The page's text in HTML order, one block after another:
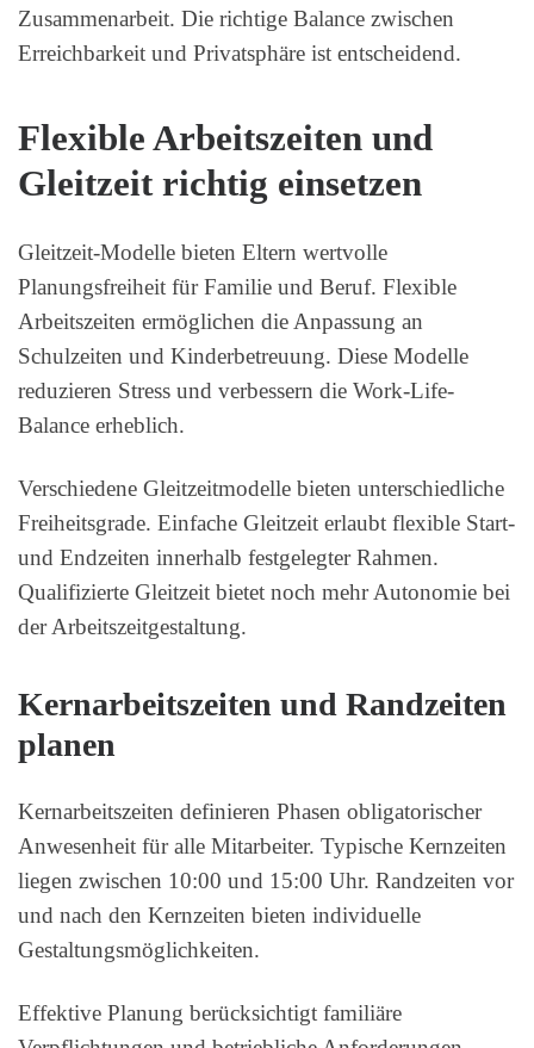
Zusammenarbeit. Die richtige Balance zwischen
Erreichbarkeit und Privatsphäre ist entscheidend.
Flexible Arbeitszeiten und
Gleitzeit richtig einsetzen
Gleitzeit-Modelle bieten Eltern wertvolle
Planungsfreiheit für Familie und Beruf. Flexible
Arbeitszeiten ermöglichen die Anpassung an
Schulzeiten und Kinderbetreuung. Diese Modelle
reduzieren Stress und verbessern die Work-Life-
Balance erheblich.
Verschiedene Gleitzeitmodelle bieten unterschiedliche
Freiheitsgrade. Einfache Gleitzeit erlaubt flexible Start-
und Endzeiten innerhalb festgelegter Rahmen.
Qualifizierte Gleitzeit bietet noch mehr Autonomie bei
der Arbeitszeitgestaltung.
Kernarbeitszeiten und Randzeiten
planen
Kernarbeitszeiten definieren Phasen obligatorischer
Anwesenheit für alle Mitarbeiter. Typische Kernzeiten
liegen zwischen 10:00 und 15:00 Uhr. Randzeiten vor
und nach den Kernzeiten bieten individuelle
Gestaltungsmöglichkeiten.
Effektive Planung berücksichtigt familiäre